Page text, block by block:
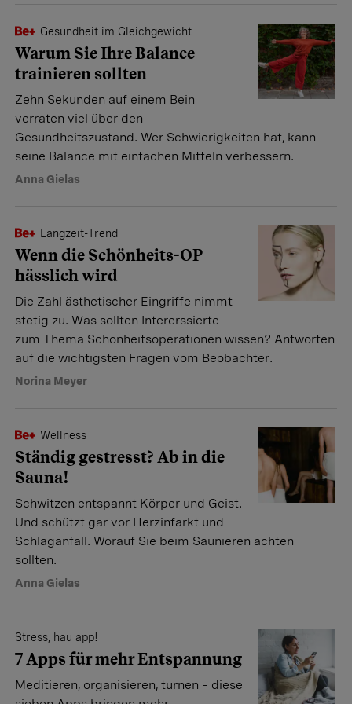
Gesundheit im Gleichgewicht
Warum Sie Ihre Balance
trainieren sollten
Zehn Sekunden auf einem Bein
verraten viel über den
Gesundheitszustand. Wer Schwierigkeiten hat, kann
seine Balance mit einfachen Mitteln verbessern.
Anna Gielas
Langzeit-Trend
Wenn die Schönheits-OP
hässlich wird
Die Zahl ästhetischer Eingriffe nimmt
stetig zu. Was sollten Intererssierte
zum Thema Schönheitsoperationen wissen? Antworten
auf die wichtigsten Fragen vom Beobachter.
Norina Meyer
Wellness
Ständig gestresst? Ab in die
Sauna!
Schwitzen entspannt Körper und Geist.
Und schützt gar vor Herzinfarkt und
Schlaganfall. Worauf Sie beim Saunieren achten
sollten.
Anna Gielas
Stress, hau app!
7 Apps für mehr Entspannung
Meditieren, organisieren, turnen – diese